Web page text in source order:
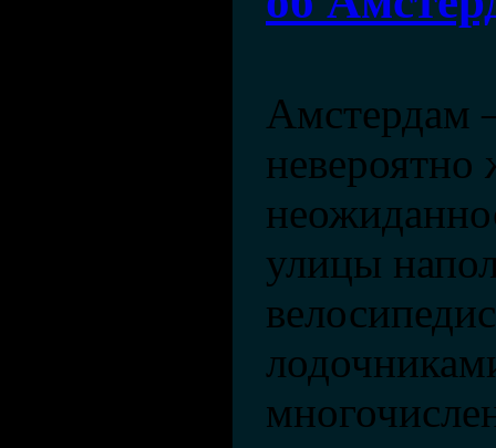
Амстердам
улицы